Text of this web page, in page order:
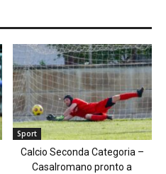
Sport
Calcio Seconda Categoria –
Casalromano pronto a